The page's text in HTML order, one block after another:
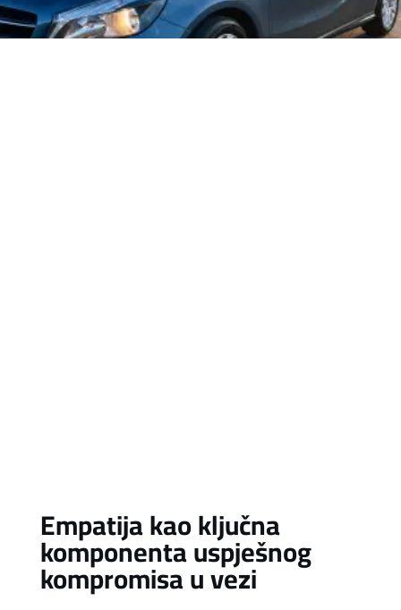
Empatija kao ključna
komponenta uspješnog
kompromisa u vezi